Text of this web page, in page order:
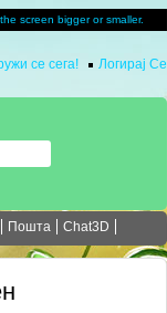
screen bigger or smaller.
се сега! Логирај Се
Пошта Chat3D